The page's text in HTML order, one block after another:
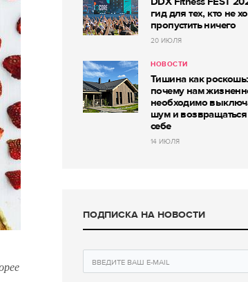
гид для тех, кто не
пропустить ничего
20 ИЮЛЯ
НОВОСТИ
Тишина как роскошь:
почему нам
необходимо
шум и возвращаться
себе
14 ИЮЛЯ
ПОДПИСКА НА НОВОСТИ